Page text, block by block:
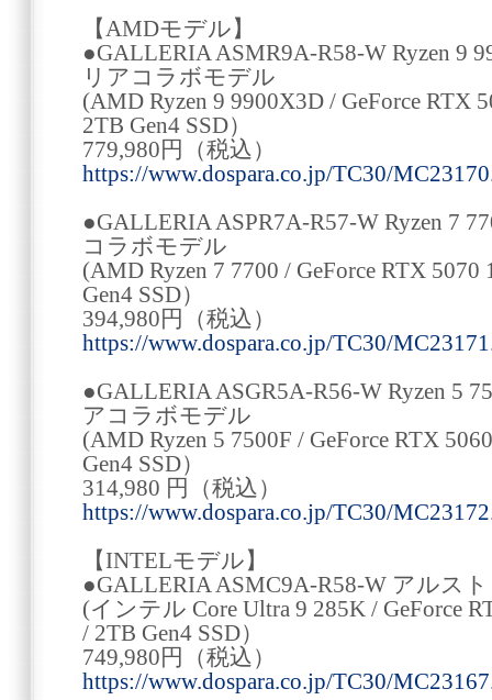
【AMDモデル】
●GALLERIA ASMR9A-R58-W Ryzen 9
リアコラボモデル
(AMD Ryzen 9 9900X3D / GeForce RTX
2TB Gen4 SSD）
779,980円（税込）
https://www.dospara.co.jp/TC30/
●GALLERIA ASPR7A-R57-W Ryzen 7
コラボモデル
(AMD Ryzen 7 7700 / GeForce RTX
Gen4 SSD）
394,980円（税込）
https://www.dospara.co.jp/TC30/
●GALLERIA ASGR5A-R56-W Ryzen 5
アコラボモデル
(AMD Ryzen 5 7500F / GeForce RTX
Gen4 SSD）
314,980 円（税込）
https://www.dospara.co.jp/TC30/
【INTELモデル】
●GALLERIA ASMC9A-R58-W アルス
(インテル Core Ultra 9 285K / GeForce
/ 2TB Gen4 SSD）
749,980円（税込）
https://www.dospara.co.jp/TC30/